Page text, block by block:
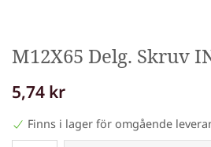
M12X65 Delg. Skruv
5,74 kr
Finns i lager för omgående